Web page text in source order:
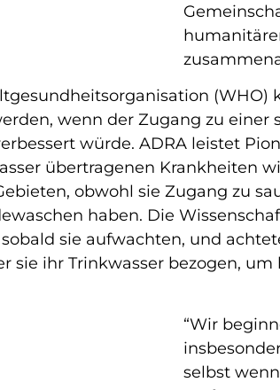
(WHO)
wenn der Zugang zu einer
würde. ADRA leistet
übertragenen Krankheiten
obwohl sie Zugang zu
haben. Die
sie aufwachten, und
sie ihr Trinkwasser bezogen,
“Wir
selbst